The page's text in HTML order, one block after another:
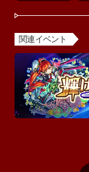
関連イベント